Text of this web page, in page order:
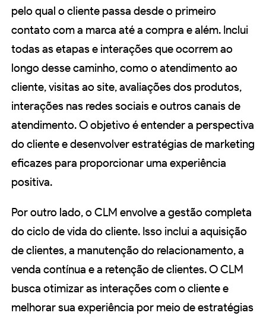
pelo qual o cliente passa desde o primeiro
contato com a marca até a compra e além. Inclui
todas as etapas e interações que ocorrem ao
longo desse caminho, como o atendimento ao
cliente, visitas ao site, avaliações dos produtos,
interações nas redes sociais e outros canais de
atendimento. O objetivo é entender a perspectiva
do cliente e desenvolver estratégias de marketing
eficazes para proporcionar uma experiência
positiva.
Por outro lado, o CLM envolve a gestão completa
do ciclo de vida do cliente. Isso inclui a aquisição
de clientes, a manutenção do relacionamento, a
venda contínua e a retenção de clientes. O CLM
busca otimizar as interações com o cliente e
melhorar sua experiência por meio de estratégias